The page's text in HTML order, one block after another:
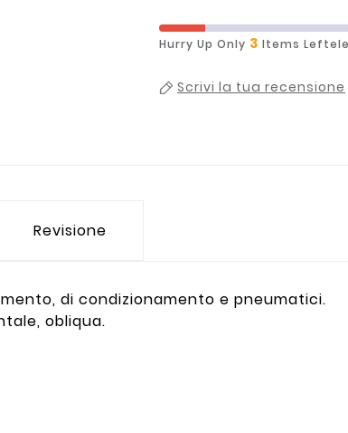
Hurry Up Only 3 Items
Scrivi la tua recensione
Revisione
di condizionamento e pneumatici.
obliqua.